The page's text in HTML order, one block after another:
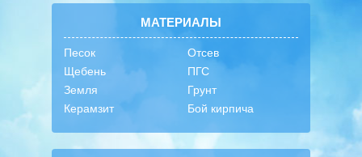
МАТЕРИАЛЫ
Песок
Щебень
Земля
Керамзит
Отсев
ПГС
Грунт
Бой кирпича